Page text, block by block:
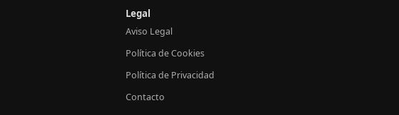
Legal
Aviso Legal
Política de Cookies
Política de Privacidad
Contacto